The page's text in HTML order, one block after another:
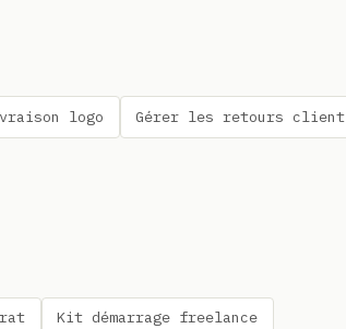
logo Gérer les retours client
Kit démarrage freelance